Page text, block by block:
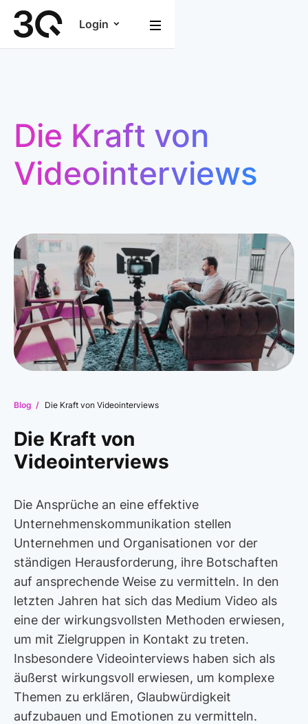
Login
Die Kraft von
Videointerviews
Blog / Die Kraft von Videointerviews
Die Kraft von
Videointerviews
Die Ansprüche an eine effektive
Unternehmenskommunikation stellen
Unternehmen und Organisationen vor der
ständigen Herausforderung, ihre Botschaften
auf ansprechende Weise zu vermitteln. In den
letzten Jahren hat sich das Medium Video als
eine der wirkungsvollsten Methoden erwiesen,
um mit Zielgruppen in Kontakt zu treten.
Insbesondere Videointerviews haben sich als
äußerst wirkungsvoll erwiesen, um komplexe
Themen zu erklären, Glaubwürdigkeit
aufzubauen und Emotionen zu vermitteln.